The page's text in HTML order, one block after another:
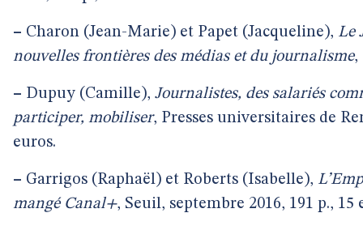
– Charon (Jean-Marie) et Papet (Jacqueline), Le
nouvelles frontières des médias et du journalisme,
– Dupuy (Camille), Journalistes, des salariés
participer, mobiliser, Presses universitaires de
euros.
– Garrigos (Raphaël) et Roberts (Isabelle),
mangé Canal+, Seuil, septembre 2016, 191 p., 15